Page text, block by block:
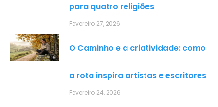
para quatro religiões
Fevereiro 27, 2026
O Caminho e a criatividade: como
a rota inspira artistas e escritores
Fevereiro 24, 2026